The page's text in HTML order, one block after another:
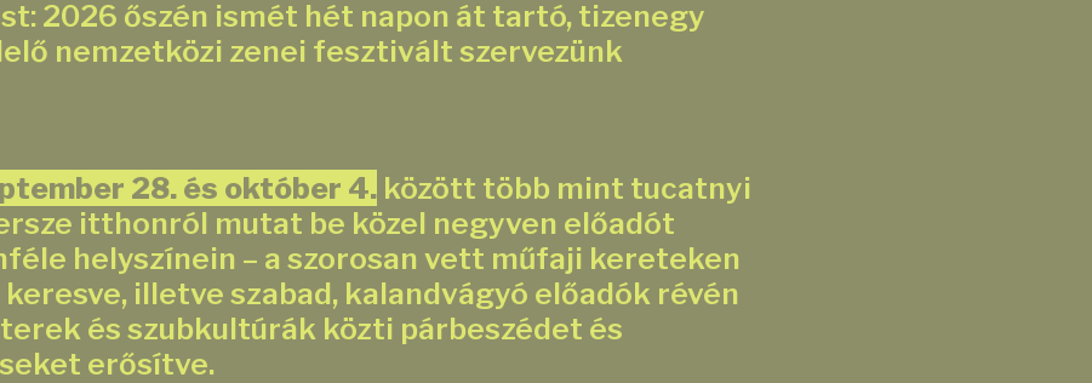
2026 őszén ismét hét napon át tartó, tizenegy
nemzetközi zenei fesztivált szervezünk
28. és október 4.között több mint tucatnyi
itthonról mutat be közel negyven előadót
helyszínein – a szorosan vett műfaji kereteken
illetve szabad, kalandvágyó előadók révén
és szubkultúrák közti párbeszédet és
erősítve.